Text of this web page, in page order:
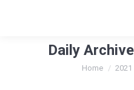
Daily
You are here:
Home 2021